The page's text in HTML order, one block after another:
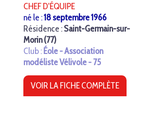
CHEF D'ÉQUIPE
né le :18 septembre 1966
Résidence :Saint-Germain-sur-
Morin (77)
Club :Éole - Association
modéliste Vélivole - 75
VOIR LA FICHE COMPLÈTE